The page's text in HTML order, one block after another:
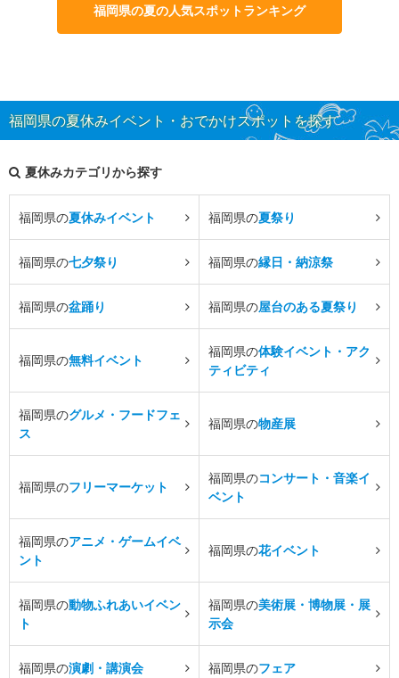
福岡県の夏の人気スポットランキング
福岡県の夏休みイベント・おでかけスポットを探す
夏休みカテゴリから探す
福岡県の夏休みイベント 福岡県の夏祭り
福岡県の七夕祭り 福岡県の縁日・納涼祭
福岡県の盆踊り 福岡県の屋台のある夏祭り
福岡県の無料イベント
福岡県の体験イベント・アク
ティビティ
福岡県のグルメ・フードフェ
ス
福岡県の物産展
福岡県のフリーマーケット
福岡県のコンサート・音楽イ
ベント
福岡県のアニメ・ゲームイベ
ント
福岡県の花イベント
福岡県の動物ふれあいイベン
ト
福岡県の美術展・博物展・展
示会
福岡県の演劇・講演会 福岡県のフェア